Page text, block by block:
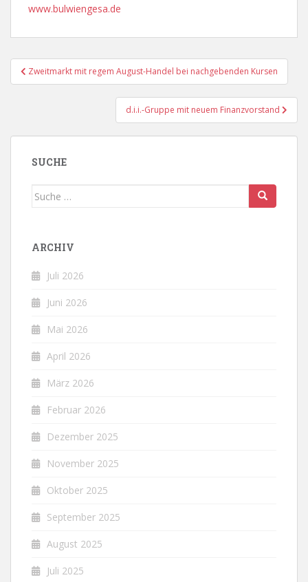
www.bulwiengesa.de
Beitragsnavigation
Zweitmarkt mit regem August-Handel bei nachgebenden Kursen
d.i.i.-Gruppe mit neuem Finanzvorstand
SUCHE
Suche
ARCHIV
Juli 2026
Juni 2026
Mai 2026
April 2026
März 2026
Februar 2026
Dezember 2025
November 2025
Oktober 2025
September 2025
August 2025
Juli 2025